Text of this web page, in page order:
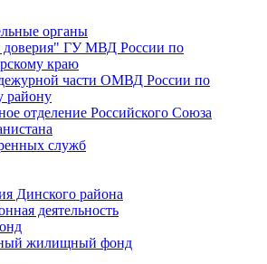
органы
доверия" ГУ МВД России по
краю
части ОМВД России по
району
отделение Российского Союза
служб
Динского района
деятельность
жилищный фонд